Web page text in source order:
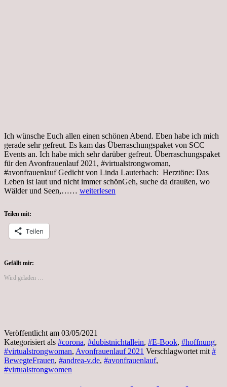
Ich wünsche Euch allen einen schönen Abend. Eben habe ich mich
gerade sehr gefreut. Es kam das Überraschungspaket von SCC
Events an. Ich habe mich sehr darüber gefreut. Überraschungspaket
für den Avonfrauenlauf 2021, #virtualstrongwoman,
#avonfrauenlauf Gedicht von Linda Lauterbach: Herztöne: Das
Leben ist laut und nicht immer schönGeh, suche da draußen, wo
Wälder und Seen,…… Montag,
weiterlesen
Teilen mit:
Teilen
Gefällt mir:
Wird geladen …
Veröffentlicht am 03/05/2021
Kategorisiert als #corona, #dubistnichtallein, #E-Book, #hoffnung,
#virtualstrongwoman, Avonfrauenlauf 2021 Verschlagwortet mit#
BewegteFrauen, #andrea-v.de, #avonfrauenlauf,
#virtualstrongwomen